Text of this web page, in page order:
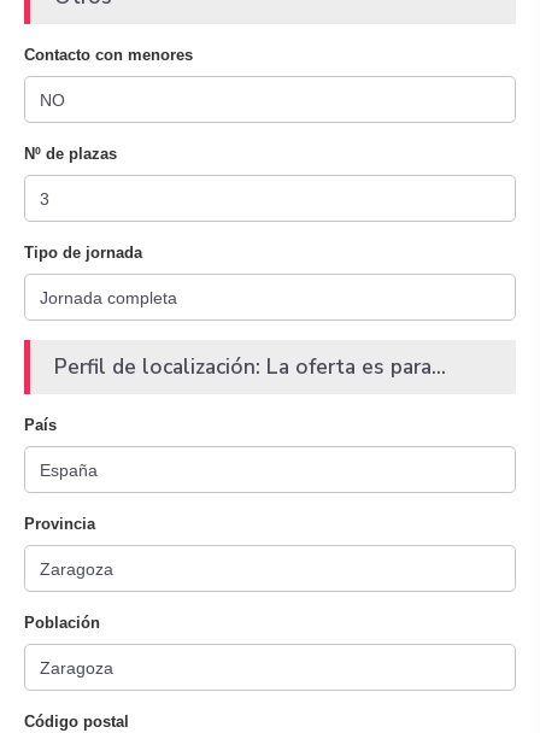
Contacto con menores
Nº de plazas
Tipo de jornada
Perfil de localización: La oferta es para...
País
Provincia
Población
Código postal